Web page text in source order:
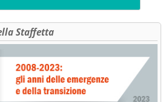
Staffetta